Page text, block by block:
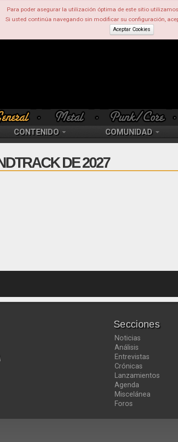
Para poder asegurar la utilización óptima de este sitio
Si usted continúa navegando sin modificar su configuración,
Aceptar Cookies
CONTENIDO COMUNIDAD
DE 2027
Secciones
Noticias
Análisis
Entrevistas
Crónicas
Lanzamientos
Agenda
Miscelánea
Foros